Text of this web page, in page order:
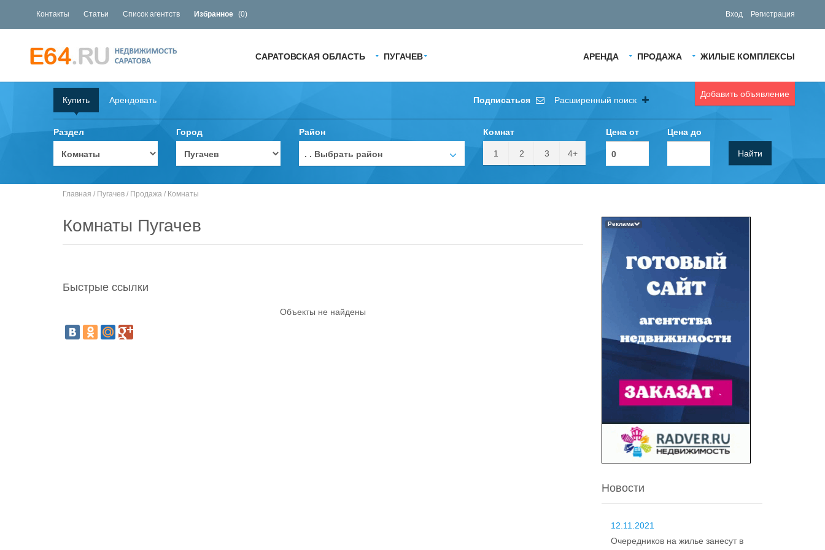
Контакты Статьи Список агентств Избранное (0) Вход Регистрация
АРЕНДА ПРОДАЖА ЖИЛЫЕ КОМПЛЕКСЫ
САРАТОВСКАЯ ОБЛАСТЬ ПУГАЧЕВ
Добавить объявление
Купить Арендовать Подписаться Расширенный поиск
Раздел Город Район
. . Выбрать район
Комнат
1 2 3 4+
Цена от Цена до
Найти
Главная / Пугачев / Продажа / Комнаты
Комнаты Пугачев
Быстрые ссылки
Объекты не найдены
Реклама
Новости
12.11.2021
Очередников на жилье занесут в